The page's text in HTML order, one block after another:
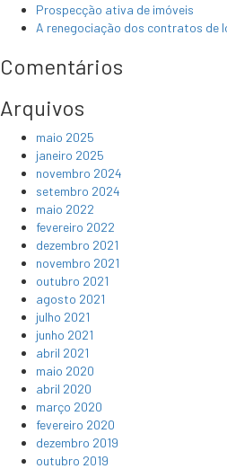
Prospecção ativa de imóveis
A renegociação dos contratos de
Comentários
Arquivos
maio 2025
janeiro 2025
novembro 2024
setembro 2024
maio 2022
fevereiro 2022
dezembro 2021
novembro 2021
outubro 2021
agosto 2021
julho 2021
junho 2021
abril 2021
maio 2020
abril 2020
março 2020
fevereiro 2020
dezembro 2019
outubro 2019